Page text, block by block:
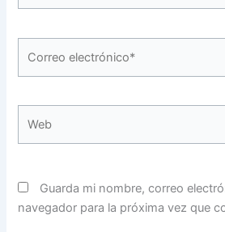
electrónico*
Guarda mi nombre, correo
navegador para la próxima vez que